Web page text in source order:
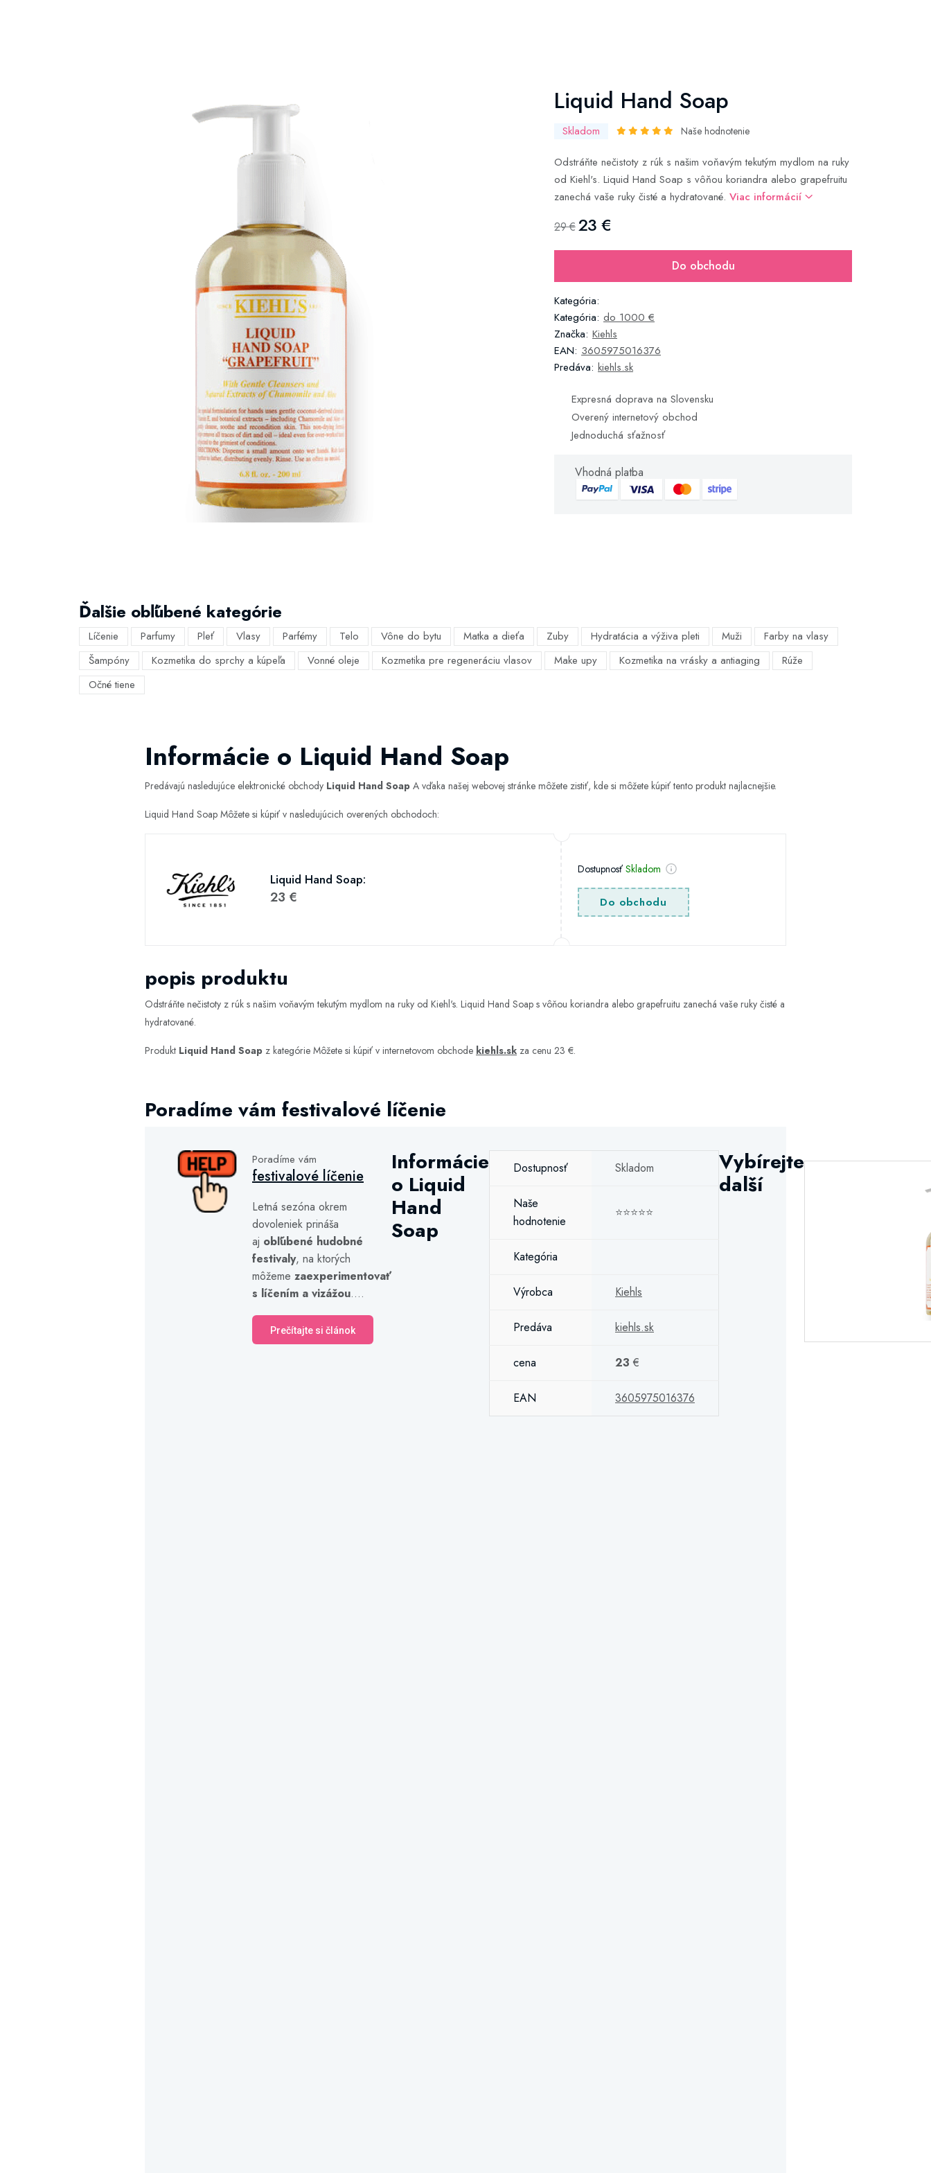
Liquid Hand Soap
Skladom Naše hodnotenie
Odstráňte nečistoty z rúk s našim voňavým tekutým mydlom na ruky
od Kiehl's. Liquid Hand Soap s vôňou koriandra alebo grapefruitu
zanechá vaše ruky čisté a hydratované. Viac informácií
29 €23 €
Do obchodu
Kategória:
Kategória: do 1000 €
Značka: Kiehls
EAN: 3605975016376
Predáva: kiehls.sk
Expresná doprava na Slovensku
Overený internetový obchod
Jednoduchá sťažnosť
Vhodná platba
Ďalšie obľúbené kategórie
Líčenie Parfumy Pleť Vlasy Parfémy Telo Vône do bytu Matka a dieťa Zuby Hydratácia a výživa pleti Muži
Farby na vlasy
Šampóny
Kozmetika do sprchy a kúpeľa Vonné oleje Kozmetika pre regeneráciu vlasov Make upy Kozmetika na vrásky a antiaging
Rúže
Očné tiene
Informácie o Liquid Hand Soap
Predávajú nasledujúce elektronické obchody Liquid Hand Soap A vďaka našej webovej stránke môžete zistiť, kde si môžete kúpiť tento produkt najlacnejšie.
Liquid Hand Soap Môžete si kúpiť v nasledujúcich overených obchodoch:
Liquid Hand Soap:
23 €
DostupnosťSkladom
Do obchodu
popis produktu
Odstráňte nečistoty z rúk s našim voňavým tekutým mydlom na ruky od Kiehl's. Liquid Hand Soap s vôňou koriandra alebo grapefruitu zanechá vaše ruky čisté a
hydratované.
Produkt Liquid Hand Soap z kategórie Môžete si kúpiť v internetovom obchode kiehls.sk za cenu 23 €.
Poradíme vám festivalové líčenie
Poradíme vám
festivalové líčenie
Letná sezóna okrem
dovoleniek prináša
aj obľúbené hudobné
festivaly, na ktorých
môžeme zaexperimentovať
s líčením a vizážou....
Prečítajte si článok
Informácie
o Liquid
Hand
Soap
Dostupnosť Skladom
Naše
hodnotenie
⭐⭐⭐⭐⭐
Kategória
Výrobca Kiehls
Predáva kiehls.sk
cena 23 €
EAN 3605975016376
Vybírejte
další